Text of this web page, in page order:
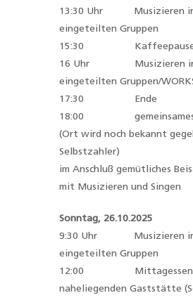
13:30 Uhr Musizieren in
eingeteilten Gruppen
15:30
16 Uhr Musizieren in
eingeteilten Gruppen/
17:30 Ende
18:00 gemeinsames
(Ort wird noch bekannt
Selbstzahler)
im Anschluß gemütliches
mit Musizieren und Singen
Sonntag, 26.10.2025
9:30 Uhr Musizieren in
eingeteilten Gruppen
12:00 Mittagessen
naheliegenden Gaststätte